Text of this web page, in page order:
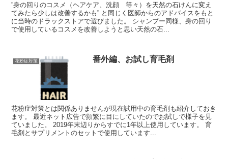
”身の回りのコスメ（ヘアケア、洗顔 等々）を天然の石けんに変え
てみたら少しは改善するかも” と同じく医師からのアドバイスをもと
に当時のドラックストアで選びました。 シャンプー同様、身の回り
で使用しているコスメを改善しようと思い天然の石...
花粉症対策 番外編、お試し育毛剤
花粉症対策とは関係ありませんが現在試用中の育毛剤も紹介しておき
ます。 最近ネット広告で頻繁に目にしていたのでお試しで様子を見
ていました。 2019年末辺りからすでに1年以上使用しています。 育
毛剤とサプリメントのセットで使用しています...